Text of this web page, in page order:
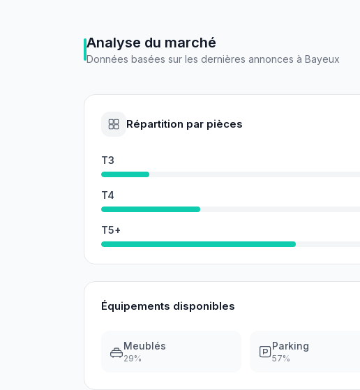
Analyse du marché
Données basées sur les dernières annonces à Bayeux
Répartition par pièces
T3
T4
T5+
Équipements disponibles
Meublés
29%
Parking
57%